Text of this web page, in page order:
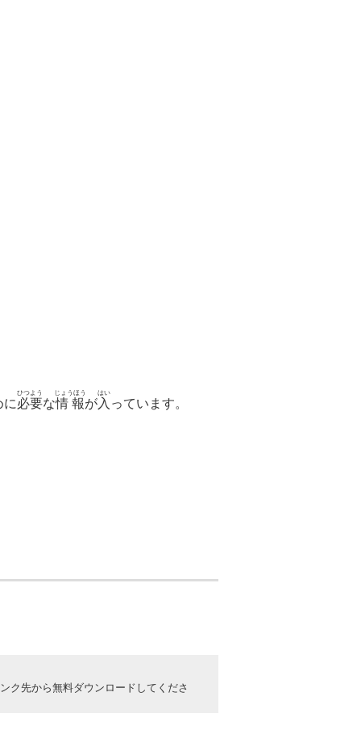
に必要
ひつよう
な情報
じょうほう
が入
はい
っています。
ク先から無料ダウンロードしてくださ